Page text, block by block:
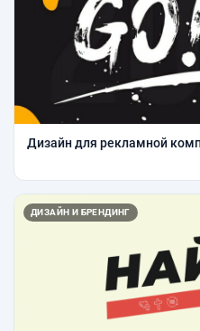
Дизайн для рекламной
ДИЗАЙН И БРЕНДИНГ